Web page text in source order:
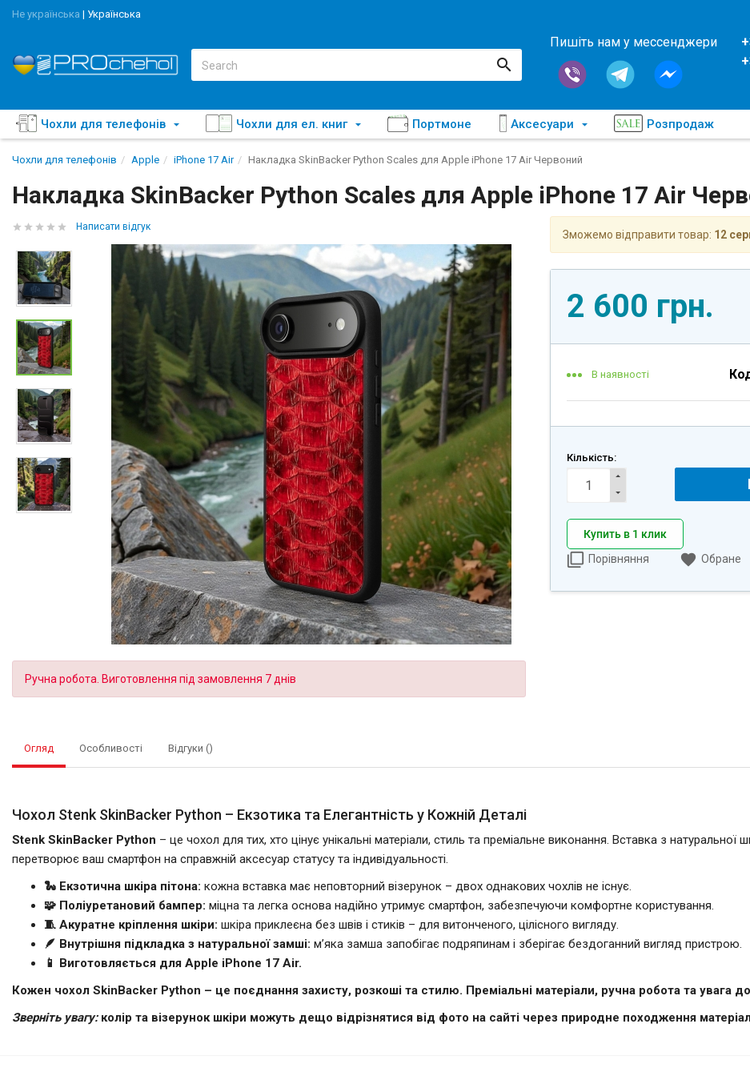
Не українська | Українська
Пишіть нам у мессенджери
Чохли для телефонів Чохли для ел. книг Портмоне Аксесуари Розпродаж
Чохли для телефонів Apple iPhone 17 Air Накладка SkinBacker Python Scales для Apple iPhone 17 Air Червоний
Накладка SkinBacker Python Scales для Apple iPhone 17 Air
Написати відгук
Ручна робота. Виготовлення під замовлення 7 днів
Зможемо відправити товар: 12
2 600 грн.
В наявності
Кількість:
Купить в 1 клик
Порівняння
Обране
Огляд Особливості Відгуки ()
Чохол Stenk SkinBacker Python – Екзотика та Елегантність у Кожній Деталі
Stenk SkinBacker Python – це чохол для тих, хто цінує унікальні матеріали, стиль та преміальне виконання. Вставка з
перетворює ваш смартфон на справжній аксесуар статусу та індивідуальності.
🐍 Екзотична шкіра пітона: кожна вставка має неповторний візерунок – двох однакових чохлів не існує.
🧩 Поліуретановий бампер: міцна та легка основа надійно утримує смартфон, забезпечуючи комфортне користування.
🧵 Акуратне кріплення шкіри: шкіра приклеєна без швів і стиків – для витонченого, цілісного вигляду.
🪶 Внутрішня підкладка з натуральної замші: м’яка замша запобігає подряпинам і зберігає бездоганний вигляд пристрою.
📱 Виготовляється для Apple iPhone 17 Air.
Кожен чохол SkinBacker Python – це поєднання захисту, розкоші та стилю. Преміальні матеріали, ручна робота та увага
Зверніть увагу:колір та візерунок шкіри можуть дещо відрізнятися від фото на сайті через природне походження